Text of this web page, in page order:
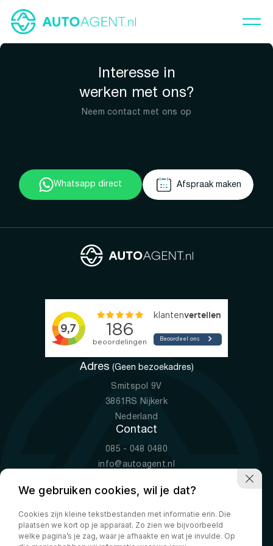
Interesse in
werken met ons?
Neem contact met ons op
Whatsapp direct Afspraak maken
Adres (Geen bezoekadres)
Smitspol 9V
3861RS Nijkerk
Nederland
Contact
085 - 048 0480
info@autoagent.nl
Openingstijden
Ma-Vr
09:00 - 19:00
Za
10:00 - 17:00
We gebruiken cookies, wil je dat?
Cookies zijn kleine tekstbestanden met informatie erin. Die
plaatsen we kort op je apparaat. Zo zien we bijvoorbeeld
welke pagina’s je zag, waar je afhaakte en wat je invulde. Op